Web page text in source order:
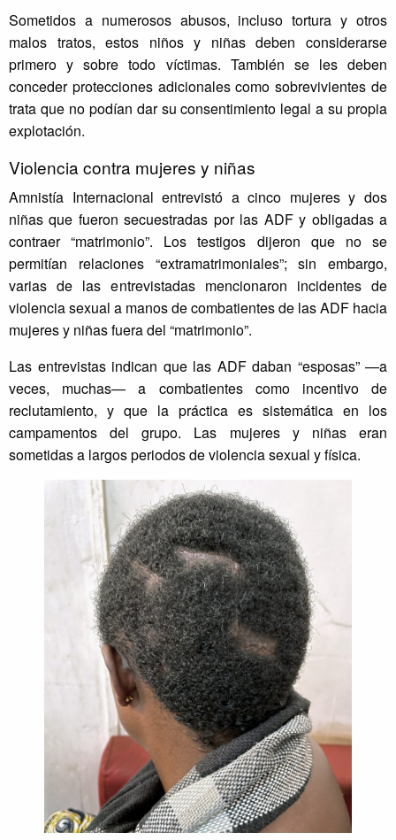
Sometidos a numerosos abusos, incluso tortura y otros
malos tratos, estos niños y niñas deben considerarse
primero y sobre todo víctimas. También se les deben
conceder protecciones adicionales como sobrevivientes de
trata que no podían dar su consentimiento legal a su propia
explotación.
Violencia contra mujeres y niñas
Amnistía Internacional entrevistó a cinco mujeres y dos
niñas que fueron secuestradas por las ADF y obligadas a
contraer “matrimonio”. Los testigos dijeron que no se
permitían relaciones “extramatrimoniales”; sin embargo,
varias de las entrevistadas mencionaron incidentes de
violencia sexual a manos de combatientes de las ADF hacia
mujeres y niñas fuera del “matrimonio”.
Las entrevistas indican que las ADF daban “esposas” —a
veces, muchas— a combatientes como incentivo de
reclutamiento, y que la práctica es sistemática en los
campamentos del grupo. Las mujeres y niñas eran
sometidas a largos periodos de violencia sexual y física.